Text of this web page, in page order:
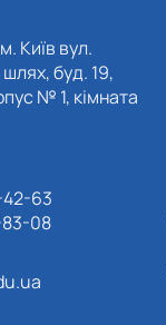
Київ вул.
шлях, буд. 19,
№ 1, кімната
63
08